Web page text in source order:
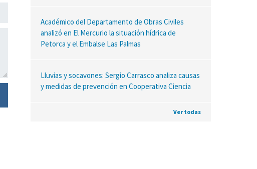
Académico del Departamento de Obras Civiles
analizó en El Mercurio la situación hídrica de
Petorca y el Embalse Las Palmas
Lluvias y socavones: Sergio Carrasco analiza causas
y medidas de prevención en Cooperativa Ciencia
Ver todas